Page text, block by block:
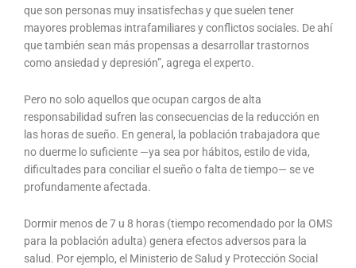
que son personas muy insatisfechas y que suelen tener
mayores problemas intrafamiliares y conflictos sociales. De ahí
que también sean más propensas a desarrollar trastornos
como ansiedad y depresión”, agrega el experto.
Pero no solo aquellos que ocupan cargos de alta
responsabilidad sufren las consecuencias de la reducción en
las horas de sueño. En general, la población trabajadora que
no duerme lo suficiente —ya sea por hábitos, estilo de vida,
dificultades para conciliar el sueño o falta de tiempo— se ve
profundamente afectada.
Dormir menos de 7 u 8 horas (tiempo recomendado por la OMS
para la población adulta) genera efectos adversos para la
salud. Por ejemplo, el Ministerio de Salud y Protección Social